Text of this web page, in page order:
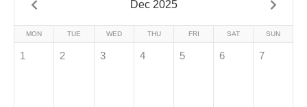
Dec 2025
MON TUE WED THU FRI SAT SUN
1 2 3 4 5 6 7